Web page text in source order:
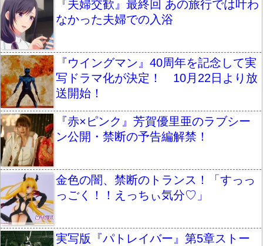
『夫婦交歓』最終回 あの旅行では叶わ
なかった夫婦での入浴
『ウイングマン』40周年を記念して実
写ドラマ化が決定！ 10月22日より放
送開始！
『赤×ピンク』芳賀優里亜のラブシー
ン公開・禁断の予告編解禁！
金色の闇、禁断のトランス！「すっっ
っごく！！えっちぃ気分♡」
実写版『パトレイバー』第5章ストー